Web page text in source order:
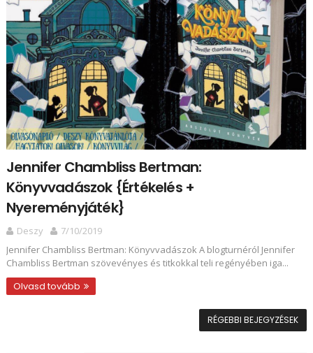
Jennifer Chambliss Bertman:
Könyvvadászok {Értékelés +
Nyereményjáték}
Deszy
7/10/2019
Jennifer Chambliss Bertman: Könyvvadászok A blogturnéról Jennifer
Chambliss Bertman szövevényes és titkokkal teli regényében iga...
Olvasd tovább
RÉGEBBI BEJEGYZÉSEK